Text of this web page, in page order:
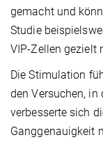
gemacht und
Studie
VIP-Zellen gezielt
Die Stimulation
den Versuchen,
verbesserte sich
Ganggenauigkeit